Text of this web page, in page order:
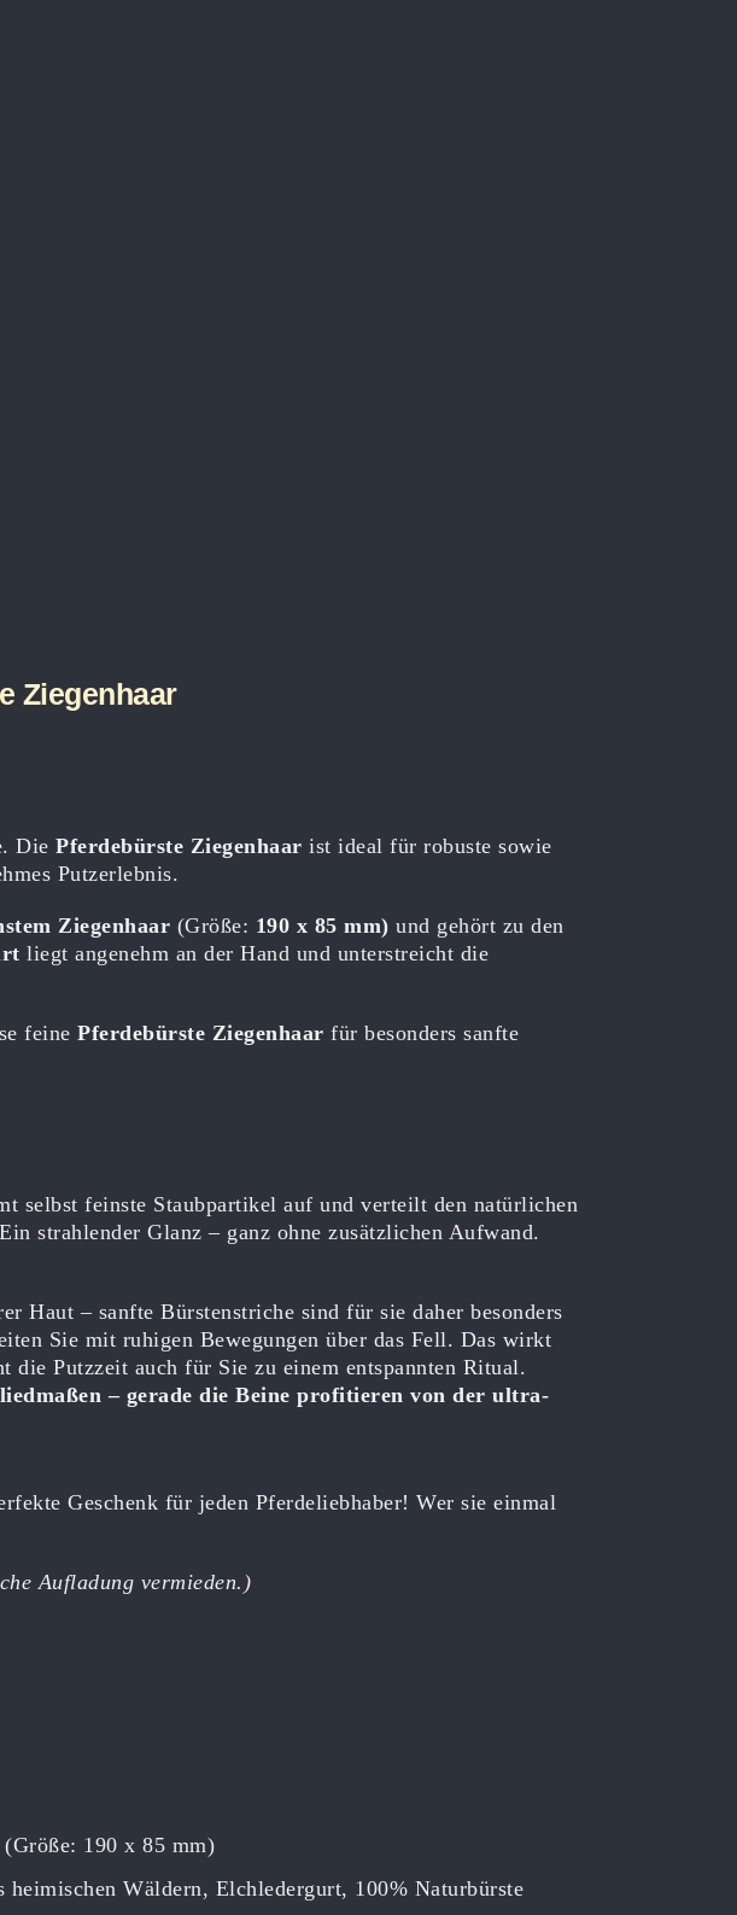
Ziegenhaar
Die Pferdebürste Ziegenhaar ist ideal für robuste sowie
Putzerlebnis.
Ziegenhaar (Größe: 190 x 85 mm) und gehört zu den
liegt angenehm an der Hand und unterstreicht die
feine Pferdebürste Ziegenhaar für besonders sanfte
selbst feinste Staubpartikel auf und verteilt den natürlichen
strahlender Glanz – ganz ohne zusätzlichen Aufwand.
Haut – sanfte Bürstenstriche sind für sie daher besonders
Sie mit ruhigen Bewegungen über das Fell. Das wirkt
die Putzzeit auch für Sie zu einem entspannten Ritual.
– gerade die Beine profitieren von der ultra-
Geschenk für jeden Pferdeliebhaber! Wer sie einmal
Aufladung vermieden.)
190 x 85 mm)
heimischen Wäldern, Elchledergurt, 100% Naturbürste